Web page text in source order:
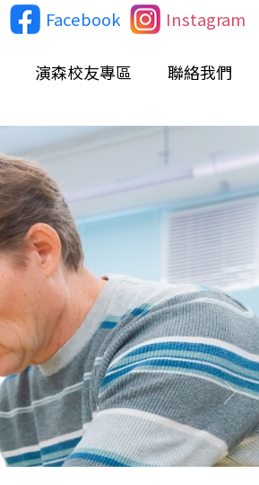
Facebook Instagram
演森校友專區 聯絡我們